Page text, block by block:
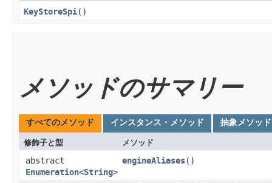
KeyStoreSpi()
メソッドのサマリー
すべてのメソッド インスタンス・メソッド 抽象メソッド
修飾子と型 メソッド
abstract
Enumeration<String>
engineAliases()